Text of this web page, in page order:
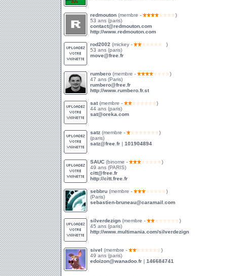
redmouton (membre -
)
53 ans (paris)
contact@redmouton.com
http://www.redmouton.com
rod2002 (mickey -
)
53 ans (paris)
move@free.fr
rumbero (membre -
)
47 ans (Paris)
rumbero@free.fr
http://www.rumbero.fr.st
sat(membre -
)
44 ans (paris)
sat@oreka.com
satz (membre -
)
(paris)
satz@free.fr | 101904894
SAUC (binome -
)
49 ans (PARIS)
citt@free.fr
http://citt.free.fr
sebbru (membre -
)
(Paris)
sebastien-bruneau@caramail.com
silverdezign (membre -
)
45 ans (paris)
http://www.multimania.com/silverdezign
sivel (membre -
)
49 ans (paris)
edoizon@wanadoo.fr | 146684741